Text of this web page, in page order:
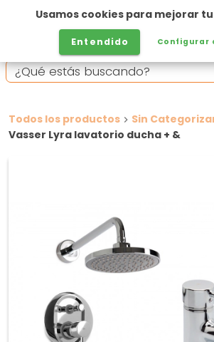
Todos los productos Sin
Vasser Lyra lavatorio ducha + &
Usamos cookies para mejorar
Entendido Configurar